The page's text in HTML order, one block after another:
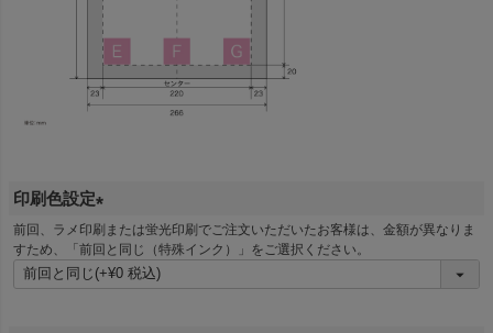
印刷色設定
(
必
須
前回、ラメ印刷または蛍光印刷でご注文いただいたお客様は、金額が異なりま
すため、「前回と同じ（特殊インク）」をご選択ください。